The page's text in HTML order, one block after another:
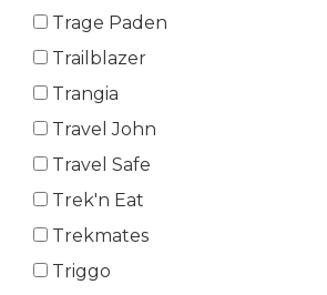
Trage Paden
Trailblazer
Trangia
Travel John
Travel Safe
Trek'n Eat
Trekmates
Triggo